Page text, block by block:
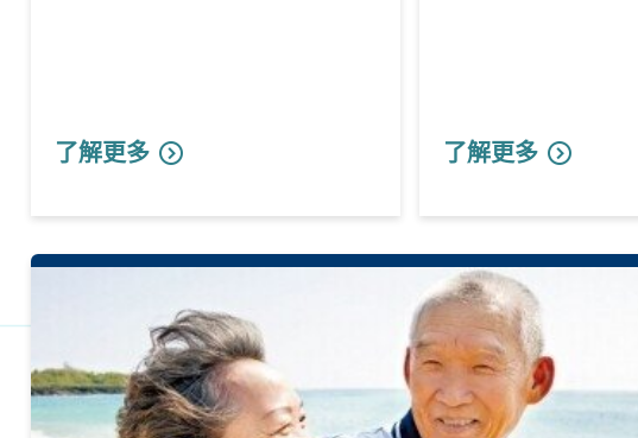
了解更多 了解更多